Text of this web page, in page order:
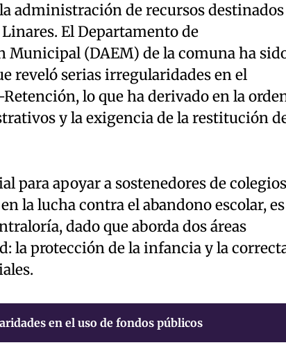
administración de recursos destinados
El Departamento de
(DAEM) de la comuna ha
reveló serias irregularidades en el
lo que ha derivado en la
y la exigencia de la restitución
para apoyar a sostenedores de colegios
la lucha contra el abandono escolar, es
dado que aborda dos áreas
la protección de la infancia y la
en el uso de fondos públicos